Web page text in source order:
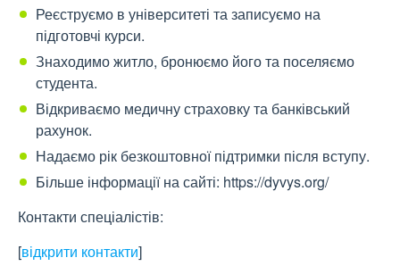
Реєструємо в університеті та записуємо на
підготовчі курси.
Знаходимо житло, бронюємо його та поселяємо
студента.
Відкриваємо медичну страховку та банківський
рахунок.
Надаємо рік безкоштовної підтримки після вступу.
Більше інформації на сайті: https://dyvys.org/
Контакти спеціалістів:
[відкрити контакти]